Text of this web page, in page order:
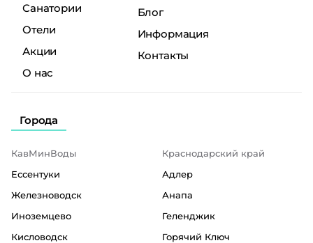
Санатории
Отели
Акции
О нас
Блог
Информация
Контакты
Города
КавМинВоды
Ессентуки
Железноводск
Иноземцево
Кисловодск
Краснодарский край
Адлер
Анапа
Геленджик
Горячий Ключ